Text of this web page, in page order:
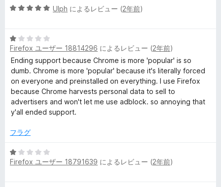
ュ
ー
の
5
中
5
の
評
価
Ulph によるレビュー (2年前)
5
段
階
中
1
の
評
価
Firefox ユーザー 18814296 によるレビュー (2年前)
Ending support because Chrome is more 'popular' is so
dumb. Chrome is more 'popular' because it's literally forced
on everyone and preinstalled on everything. I use Firefox
because Chrome harvests personal data to sell to
advertisers and won't let me use adblock. so annoying that
y'all ended support.
フラグ
5
段
Firefox ユーザー 18791639 によるレビュー (2年前)